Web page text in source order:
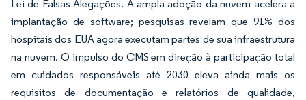
Lei de Falsas Alegações. A ampla adoção da nuvem acelera a
implantação de software; pesquisas revelam que 91% dos
hospitais dos EUA agora executam partes de sua infraestrutura
na nuvem. O impulso do CMS em direção à participação total
em cuidados responsáveis até 2030 eleva ainda mais os
requisitos de documentação e relatórios de qualidade,